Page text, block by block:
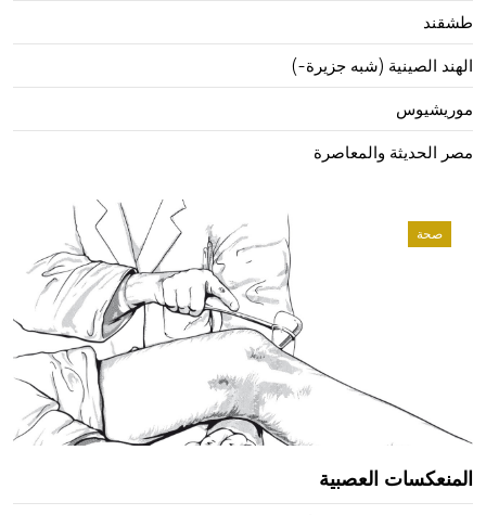
طشقند
الهند الصينية (شبه جزيرة-)
موريشيوس
مصر الحديثة والمعاصرة
صحة
المنعكسات العصبية